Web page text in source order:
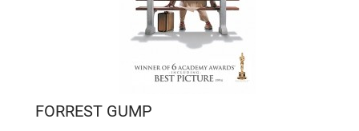
FORREST GUMP